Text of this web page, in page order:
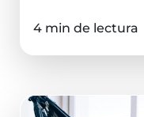
4 min de lectura